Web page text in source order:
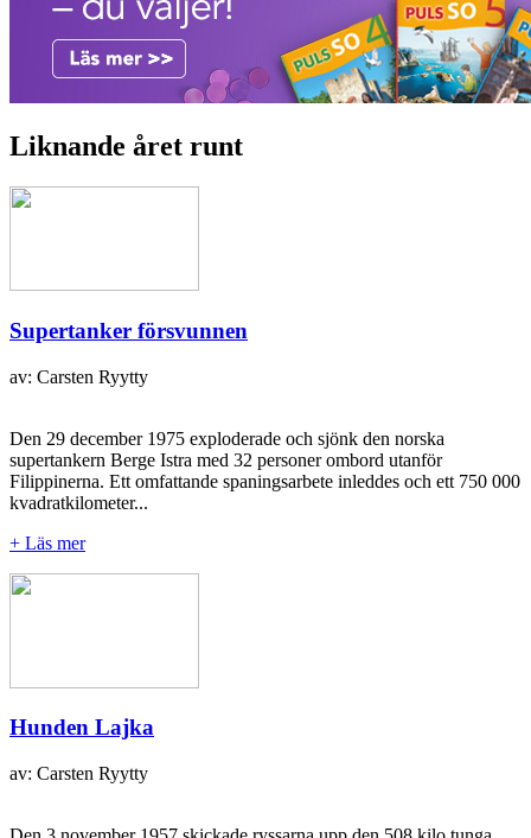
Liknande året runt
Supertanker försvunnen
av: Carsten Ryytty
Den 29 december 1975 exploderade och sjönk den norska
supertankern Berge Istra med 32 personer ombord utanför
Filippinerna. Ett omfattande spaningsarbete inleddes och ett 750 000
kvadratkilometer...
+ Läs mer
Hunden Lajka
av: Carsten Ryytty